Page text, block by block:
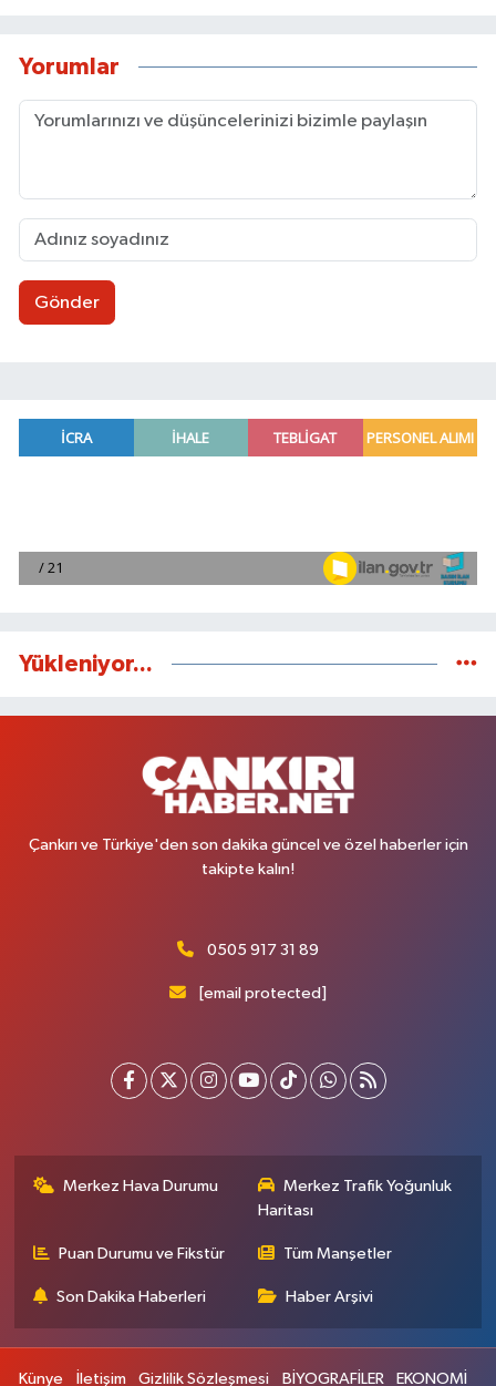
Yorumlar
Gönder
Yükleniyor...
Çankırı ve Türkiye'den son dakika güncel ve özel haberler için
takipte kalın!
0505 917 31 89
[email protected]
Merkez Hava Durumu
Merkez Trafik Yoğunluk
Haritası
Puan Durumu ve Fikstür Tüm Manşetler
Son Dakika Haberleri Haber Arşivi
Künye İletişim Gizlilik Sözleşmesi BİYOGRAFİLER EKONOMİ